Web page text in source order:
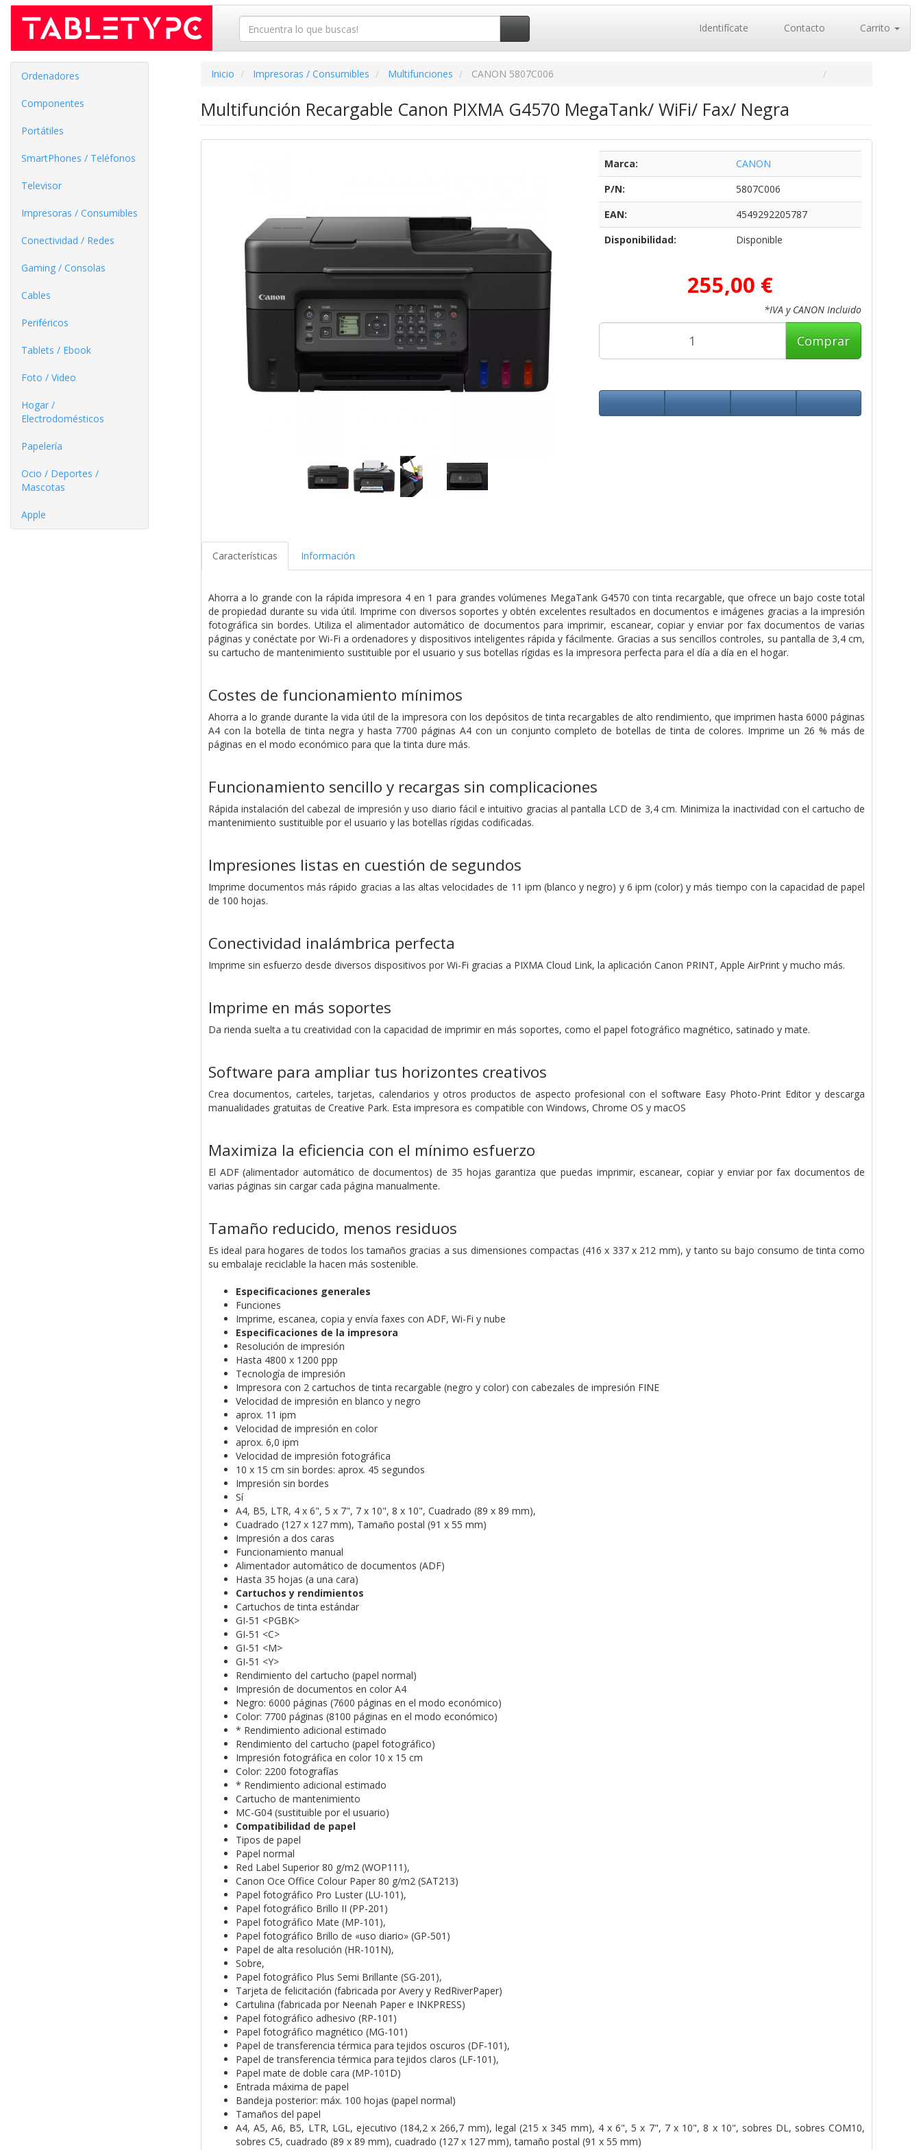
Identifícate Contacto Carrito
Ordenadores
Componentes
Portátiles
SmartPhones / Teléfonos
Televisor
Impresoras / Consumibles
Conectividad / Redes
Gaming / Consolas
Cables
Periféricos
Tablets / Ebook
Foto / Video
Hogar /
Electrodomésticos
Papelería
Ocio / Deportes /
Mascotas
Apple
Inicio Impresoras / Consumibles Multifunciones CANON 5807C006
Multifunción Recargable Canon PIXMA G4570 MegaTank/ WiFi/ Fax/ Negra
Marca:
CANON
P/N:
5807C006
EAN:
4549292205787
Disponibilidad:
Disponible
255,00 €
*IVA y CANON Incluido
Comprar
Características Información
Ahorra a lo grande con la rápida impresora 4 en 1 para grandes volúmenes MegaTank G4570 con tinta recargable, que ofrece un bajo coste total
de propiedad durante su vida útil. Imprime con diversos soportes y obtén excelentes resultados en documentos e imágenes gracias a la impresión
fotográfica sin bordes. Utiliza el alimentador automático de documentos para imprimir, escanear, copiar y enviar por fax documentos de varias
páginas y conéctate por Wi-Fi a ordenadores y dispositivos inteligentes rápida y fácilmente. Gracias a sus sencillos controles, su pantalla de 3,4 cm,
su cartucho de mantenimiento sustituible por el usuario y sus botellas rígidas es la impresora perfecta para el día a día en el hogar.
Costes de funcionamiento mínimos
Ahorra a lo grande durante la vida útil de la impresora con los depósitos de tinta recargables de alto rendimiento, que imprimen hasta 6000 páginas
A4 con la botella de tinta negra y hasta 7700 páginas A4 con un conjunto completo de botellas de tinta de colores. Imprime un 26 % más de
páginas en el modo económico para que la tinta dure más.
Funcionamiento sencillo y recargas sin complicaciones
Rápida instalación del cabezal de impresión y uso diario fácil e intuitivo gracias al pantalla LCD de 3,4 cm. Minimiza la inactividad con el cartucho de
mantenimiento sustituible por el usuario y las botellas rígidas codificadas.
Impresiones listas en cuestión de segundos
Imprime documentos más rápido gracias a las altas velocidades de 11 ipm (blanco y negro) y 6 ipm (color) y más tiempo con la capacidad de papel
de 100 hojas.
Conectividad inalámbrica perfecta
Imprime sin esfuerzo desde diversos dispositivos por Wi-Fi gracias a PIXMA Cloud Link, la aplicación Canon PRINT, Apple AirPrint y mucho más.
Imprime en más soportes
Da rienda suelta a tu creatividad con la capacidad de imprimir en más soportes, como el papel fotográfico magnético, satinado y mate.
Software para ampliar tus horizontes creativos
Crea documentos, carteles, tarjetas, calendarios y otros productos de aspecto profesional con el software Easy Photo-Print Editor y descarga
manualidades gratuitas de Creative Park. Esta impresora es compatible con Windows, Chrome OS y macOS
Maximiza la eficiencia con el mínimo esfuerzo
El ADF (alimentador automático de documentos) de 35 hojas garantiza que puedas imprimir, escanear, copiar y enviar por fax documentos de
varias páginas sin cargar cada página manualmente.
Tamaño reducido, menos residuos
Es ideal para hogares de todos los tamaños gracias a sus dimensiones compactas (416 x 337 x 212 mm), y tanto su bajo consumo de tinta como
su embalaje reciclable la hacen más sostenible.
Especificaciones generales
Funciones
Imprime, escanea, copia y envía faxes con ADF, Wi-Fi y nube
Especificaciones de la impresora
Resolución de impresión
Hasta 4800 x 1200 ppp
Tecnología de impresión
Impresora con 2 cartuchos de tinta recargable (negro y color) con cabezales de impresión FINE
Velocidad de impresión en blanco y negro
aprox. 11 ipm
Velocidad de impresión en color
aprox. 6,0 ipm
Velocidad de impresión fotográfica
10 x 15 cm sin bordes: aprox. 45 segundos
Impresión sin bordes
Sí
A4, B5, LTR, 4 x 6", 5 x 7", 7 x 10", 8 x 10", Cuadrado (89 x 89 mm),
Cuadrado (127 x 127 mm), Tamaño postal (91 x 55 mm)
Impresión a dos caras
Funcionamiento manual
Alimentador automático de documentos (ADF)
Hasta 35 hojas (a una cara)
Cartuchos y rendimientos
Cartuchos de tinta estándar
GI-51 <PGBK>
GI-51 <C>
GI-51 <M>
GI-51 <Y>
Rendimiento del cartucho (papel normal)
Impresión de documentos en color A4
Negro: 6000 páginas (7600 páginas en el modo económico)
Color: 7700 páginas (8100 páginas en el modo económico)
* Rendimiento adicional estimado
Rendimiento del cartucho (papel fotográfico)
Impresión fotográfica en color 10 x 15 cm
Color: 2200 fotografías
* Rendimiento adicional estimado
Cartucho de mantenimiento
MC-G04 (sustituible por el usuario)
Compatibilidad de papel
Tipos de papel
Papel normal
Red Label Superior 80 g/m2 (WOP111),
Canon Oce Office Colour Paper 80 g/m2 (SAT213)
Papel fotográfico Pro Luster (LU-101),
Papel fotográfico Brillo II (PP-201)
Papel fotográfico Mate (MP-101),
Papel fotográfico Brillo de «uso diario» (GP-501)
Papel de alta resolución (HR-101N),
Sobre,
Papel fotográfico Plus Semi Brillante (SG-201),
Tarjeta de felicitación (fabricada por Avery y RedRiverPaper)
Cartulina (fabricada por Neenah Paper e INKPRESS)
Papel fotográfico adhesivo (RP-101)
Papel fotográfico magnético (MG-101)
Papel de transferencia térmica para tejidos oscuros (DF-101),
Papel de transferencia térmica para tejidos claros (LF-101),
Papel mate de doble cara (MP-101D)
Entrada máxima de papel
Bandeja posterior: máx. 100 hojas (papel normal)
Tamaños del papel
A4, A5, A6, B5, LTR, LGL, ejecutivo (184,2 x 266,7 mm), legal (215 x 345 mm), 4 x 6", 5 x 7", 7 x 10", 8 x 10", sobres DL, sobres COM10,
sobres C5, cuadrado (89 x 89 mm), cuadrado (127 x 127 mm), tamaño postal (91 x 55 mm)